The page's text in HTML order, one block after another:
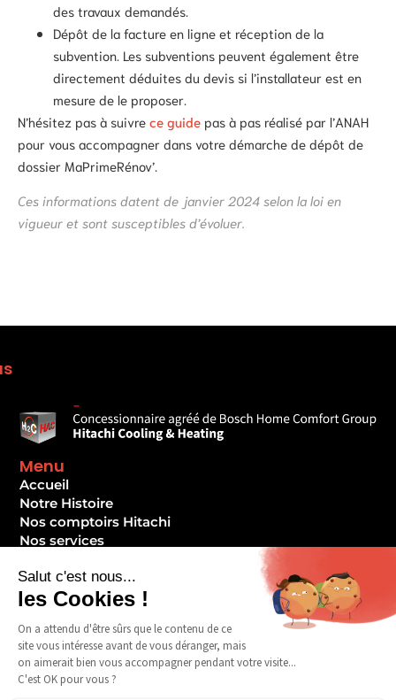
des travaux demandés.
Dépôt de la facture en ligne et réception de la
subvention. Les subventions peuvent également être
directement déduites du devis si l’installateur est en
mesure de le proposer.
N’hésitez pas à suivre ce guide pas à pas réalisé par l’ANAH
pour vous accompagner dans votre démarche de dépôt de
dossier MaPrimeRénov’.
Ces informations datent de janvier 2024 selon la loi en
vigueur et sont susceptibles d’évoluer.
Menu
Accueil
Notre Histoire
Nos comptoirs Hitachi
Nos services
Notre RSE
Vos réalisations
Devenir client ?
Contact